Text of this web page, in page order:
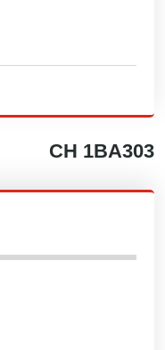
CH 1BA303